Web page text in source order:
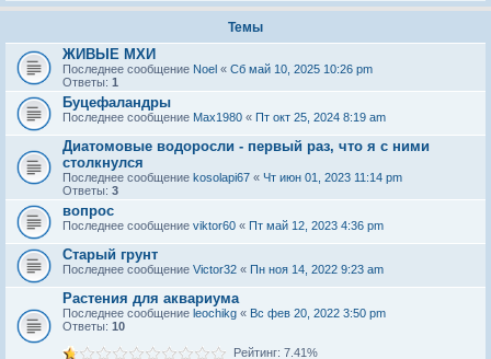
Темы
ЖИВЫЕ МХИ
Последнее сообщение Noel « Сб май 10, 2025 10:26 pm
Ответы: 1
Буцефаландры
Последнее сообщение Max1980 « Пт окт 25, 2024 8:19 am
Диатомовые водоросли - первый раз, что я с ними
столкнулся
Последнее сообщение kosolapi67 « Чт июн 01, 2023 11:14 pm
Ответы: 3
вопрос
Последнее сообщение viktor60 « Пт май 12, 2023 4:36 pm
Старый грунт
Последнее сообщение Victor32 « Пн ноя 14, 2022 9:23 am
Растения для аквариума
Последнее сообщение leochikg « Вс фев 20, 2022 3:50 pm
Ответы: 10
Рейтинг: 7.41%